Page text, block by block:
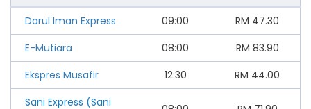
Darul Iman Express 09:00 RM 47.30
E-Mutiara
08:00 RM 83.90
Ekspres Musafir
12:30 RM 44.00
Sani Express (Sani